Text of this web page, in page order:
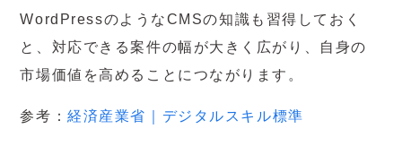
WordPressのようなCMSの知識も習得しておく
と、対応できる案件の幅が大きく広がり、自身の
市場価値を高めることにつながります。
参考：経済産業省｜デジタルスキル標準